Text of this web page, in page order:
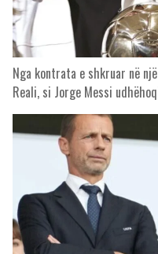
Nga kontrata e shkruar në
Reali, si Jorge Messi